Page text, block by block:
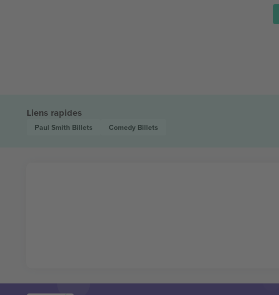
Liens rapides
Paul Smith Billets Comedy Billets